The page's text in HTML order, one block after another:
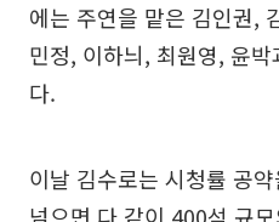
에는 주연을 맡은 김인권,
민정, 이하늬, 최원영, 윤
다.
이날 김수로는 시청률 공